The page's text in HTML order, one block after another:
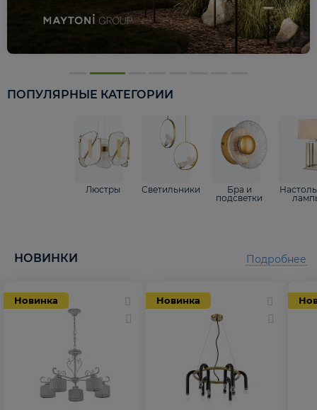
ПОПУЛЯРНЫЕ КАТЕГОРИИ
Люстры Светильники
Бра и
подсветки
НОВИНКИ
Новинка Новинка
Подробнее